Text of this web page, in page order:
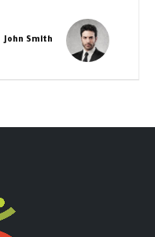
John Smith